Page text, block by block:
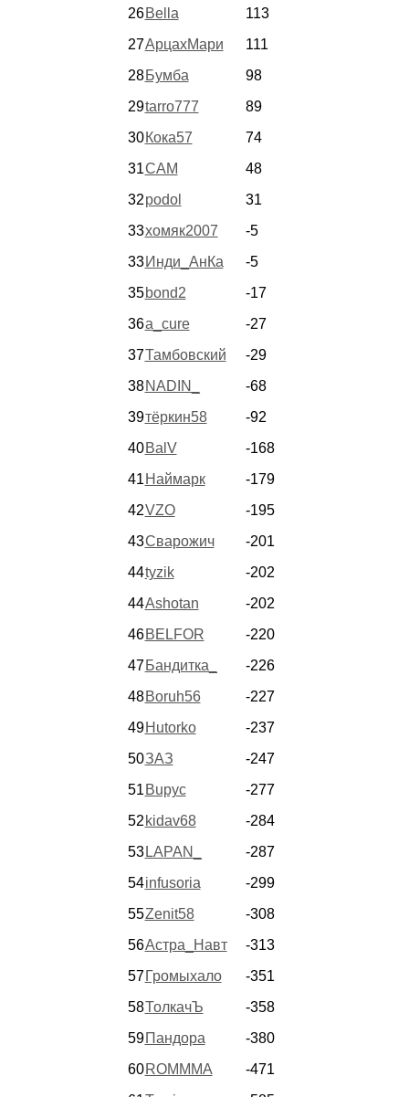
26 Bella
113
27АрцахМари
111
28 Бумба
98
29tarro777
89
30 Кока57
74
31CAM
48
32podol
31
33хомяк2007
-5
33 Инди_АнКа
-5
35 bond2
-17
36a_cure
-27
37Тамбовский
-29
38 NADIN_
-68
39тёркин58
-92
40 BalV
-168
41 Наймарк
-179
42VZO
-195
43Сварожич
-201
44tyzik
-202
44Ashotan
-202
46 BELFOR
-220
47 Бандитка_
-226
48 Boruh56
-227
49 Hutorko
-237
50ЗАЗ
-247
51 Bupyc
-277
52 kidav68
-284
53 LAPAN_
-287
54infusoria
-299
55Zenit58
-308
56Астра_Навт
-313
57 Громыхало
-351
58ТолкачЪ
-358
59 Пандора
-380
60 ROMMMA
-471